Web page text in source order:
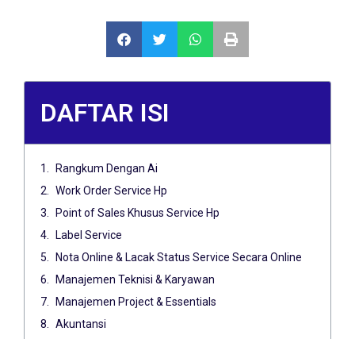
DAFTAR ISI
Rangkum Dengan Ai
Work Order Service Hp
Point of Sales Khusus Service Hp
Label Service
Nota Online & Lacak Status Service Secara Online
Manajemen Teknisi & Karyawan
Manajemen Project & Essentials
Akuntansi